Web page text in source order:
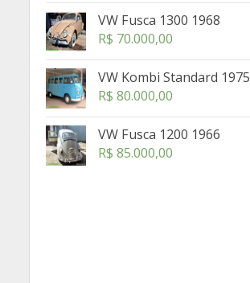
VW Fusca 1300 1968
R$ 70.000,00
VW Kombi Standard 1975
R$ 80.000,00
VW Fusca 1200 1966
R$ 85.000,00